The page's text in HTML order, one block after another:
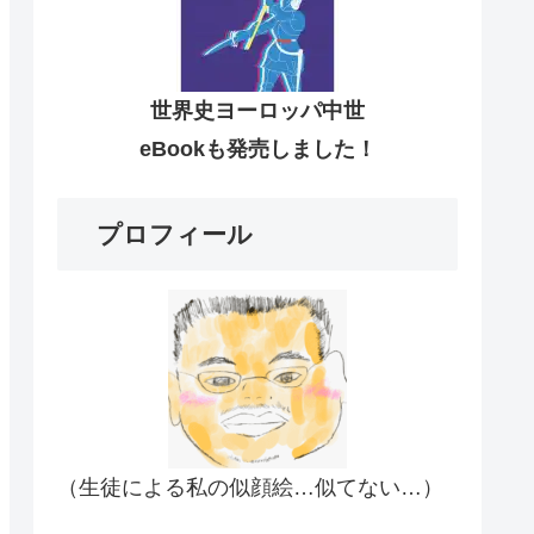
世界史ヨーロッパ中世
eBookも発売しました！
プロフィール
（生徒による私の似顔絵…似てない…）